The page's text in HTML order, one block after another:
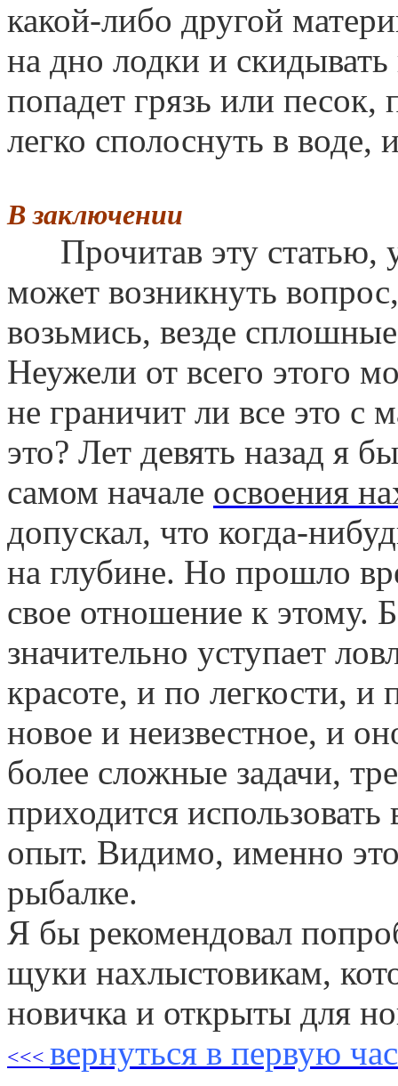
какой-либо другой
на дно лодки и
попадет грязь или
легко сполоснуть в воде,
В заключении
Прочитав эту статью,
может возникнуть
возьмись, везде
Неужели от всего этого
не граничит ли все это с
это? Лет девять назад я
самом начале освоения
допускал, что когда-
на глубине. Но прошло
свое отношение к этому.
значительно уступает
красоте, и по легкости, и
новое и неизвестное, и
более сложные задачи,
приходится
опыт. Видимо, именно
рыбалке.
Я бы рекомендовал
щуки нахлыстовикам,
новичка и открыты для
<<< вернуться в первую